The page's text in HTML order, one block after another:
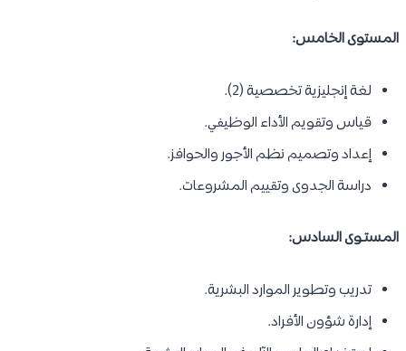
المستوى الخامس:
لغة إنجليزية تخصصية (2).
قياس وتقويم الأداء الوظيفي.
إعداد وتصميم نظم الأجور والحوافز.
دراسة الجدوى وتقييم المشروعات.
المستـوى السادس:
تدريب وتطوير الموارد البشرية.
إدارة شؤون الأفراد.